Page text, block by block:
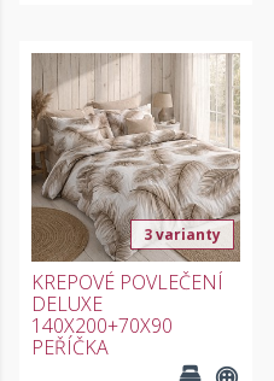
3 varianty
KREPOVÉ POVLEČENÍ
DELUXE
140X200+70X90
PEŘÍČKA